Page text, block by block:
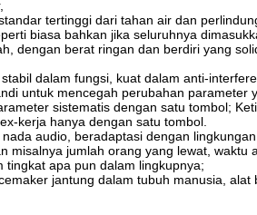
tertinggi dari tahan air dan
biasa bahkan jika seluruhnya
dengan berat ringan dan berdiri yang
dalam fungsi, kuat dalam anti-
untuk mencegah perubahan parameter
sistematis dengan satu tombol;
kerja hanya dengan satu tombol.
audio, beradaptasi dengan
misalnya jumlah orang yang lewat, waktu
tingkat apa pun dalam lingkupnya;
jantung dalam tubuh manusia,